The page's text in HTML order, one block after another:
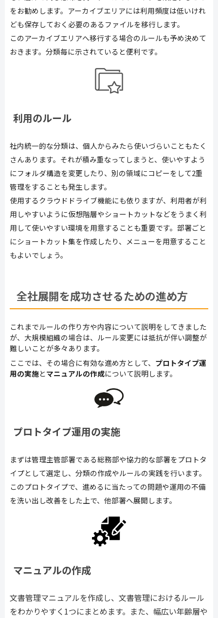
をお勧めします。アーカイブエリアには利用頻度は低いけれ
ども保存しておく必要のあるファイルを移行します。
このアーカイブエリアへ移行する場合のルールも予め決めて
おきます。分類毎に示されていると便利です。
利用のルール
社内統一的な分類は、個人からみたら使いづらいこともたく
さんあります。それが積み重なってしまうと、使いやすよう
にフォルダ構造を変更したり、別の領域にコピーをして2重
管理をすることも発生します。
使用するクラウドドライブ機能にも依りますが、利用者が利
用しやすいように仮想階層やショートカットなどをうまく利
用して使いやすい環境を用意することも重要です。部署ごと
にショートカット集を作成したり、メニューを用意すること
もよいでしょう。
全社展開を成功させるための進め方
これまでルールの作り方や内容について説明をしてきました
が、大規模組織の場合は、ルール変更には抵抗が伴い調整が
難しいことが多々あります。
ここでは、その場合に有効な進め方として、 プロトタイプ運
用の実施とマニュアルの作成について説明します。
プロトタイプ運用の実施
まずは管理主管部署である総務部や協力的な部署をプロトタ
イプとして選定し、分類の作成やルールの実践を行います。
このプロトタイプで、進めるに当たっての問題や運用の不備
を洗い出し改善をした上で、他部署へ展開します。
マニュアルの作成
文書管理マニュアルを作成し、文書管理におけるルール
をわかりやすく1つにまとめます。また、幅広い年齢層や